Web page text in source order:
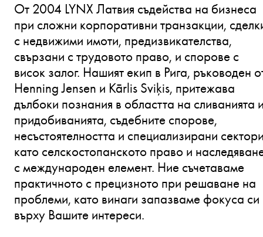
От 2004 LYNX Латвия съдейства на бизнеса
при сложни корпоративни транзакции,
с недвижими имоти, предизвикателства,
свързани с трудовото право, и спорове с
висок залог. Нашият екип в Рига, ръководен
Henning Jensen и Kārlis Sviķis, притежава
дълбоки познания в областта на сливанията
придобиванията, съдебните спорове,
несъстоятелността и специализирани
като селскостопанското право и
с международен елемент. Ние съчетаваме
практичното с прецизното при решаване на
проблеми, като винаги запазваме фокуса си
върху Вашите интереси.